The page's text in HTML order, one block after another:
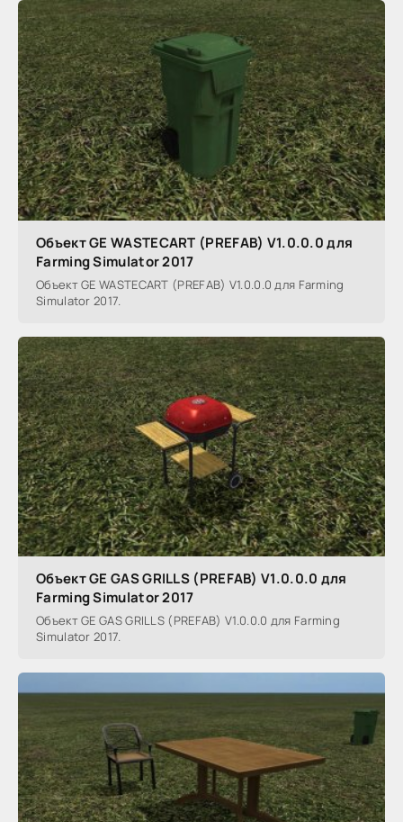
Объект GE WASTECART (PREFAB) V1.0.0.0 для
Farming Simulator 2017
Объект GE WASTECART (PREFAB) V1.0.0.0 для Farming
Simulator 2017.
Объект GE GAS GRILLS (PREFAB) V1.0.0.0 для
Farming Simulator 2017
Объект GE GAS GRILLS (PREFAB) V1.0.0.0 для Farming
Simulator 2017.